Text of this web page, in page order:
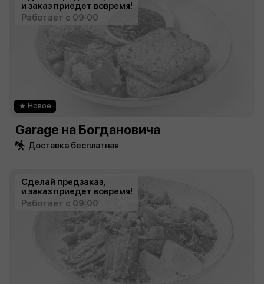
и заказ приедет вовремя!
Работает с 09:00
Новое
Garage на Богдановича
Доставка бесплатная
Сделай предзаказ,
и заказ приедет вовремя!
Работает с 09:00